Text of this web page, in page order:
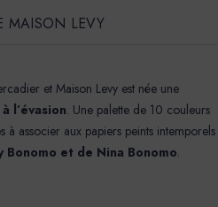
MAISON LEVY
et Maison Levy est née une
l’évasion. Une palette de 10 couleurs
à associer aux papiers peints intemporels
Bonomo et de Nina Bonomo.